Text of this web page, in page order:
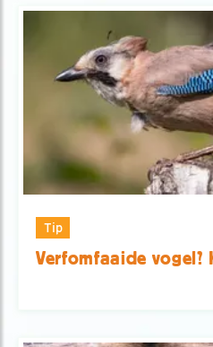
Tip
Verfomfaaide vogel?